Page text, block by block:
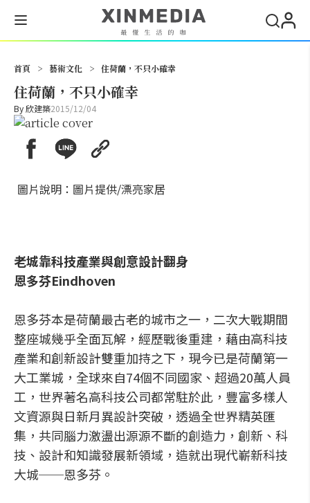
首頁 > 藝術文化 > 住荷蘭，不只小確幸
住荷蘭，不只小確幸
By欣建築2015/12/04
圖片說明：圖片提供/漂亮家居
老城靠科技產業與創意設計翻身
恩多芬Eindhoven
恩多芬本是荷蘭最古老的城市之一，二次大戰期間
整座城幾乎全面瓦解，經歷戰後重建，藉由高科技
產業和創新設計雙重加持之下，現今已是荷蘭第一
大工業城，全球來自74個不同國家、超過20萬人員
工，世界著名高科技公司都常駐於此，豐富多樣人
文資源與日新月異設計突破，透過全世界精英匯
集，共同腦力激盪出源源不斷的創造力，創新、科
技、設計和知識發展新領域，造就出現代嶄新科技
大城──恩多芬。